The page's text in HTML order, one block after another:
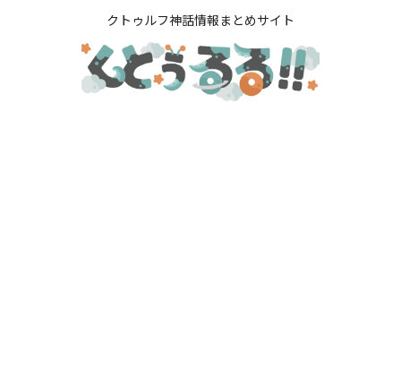
クトゥルフ神話情報まとめサイト